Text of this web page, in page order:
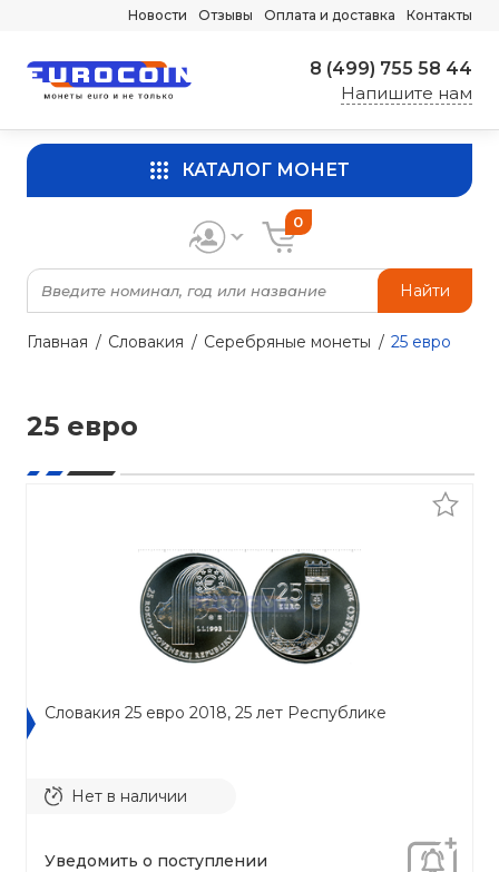
Новости Отзывы Оплата и доставка Контакты
8 (499) 755 58 44
Напишите нам
КАТАЛОГ МОНЕТ
Найти
0
Главная Словакия Серебряные монеты 25 евро
25 евро
Словакия 25 евро 2018, 25 лет Республике
Нет в наличии
Уведомить о поступлении